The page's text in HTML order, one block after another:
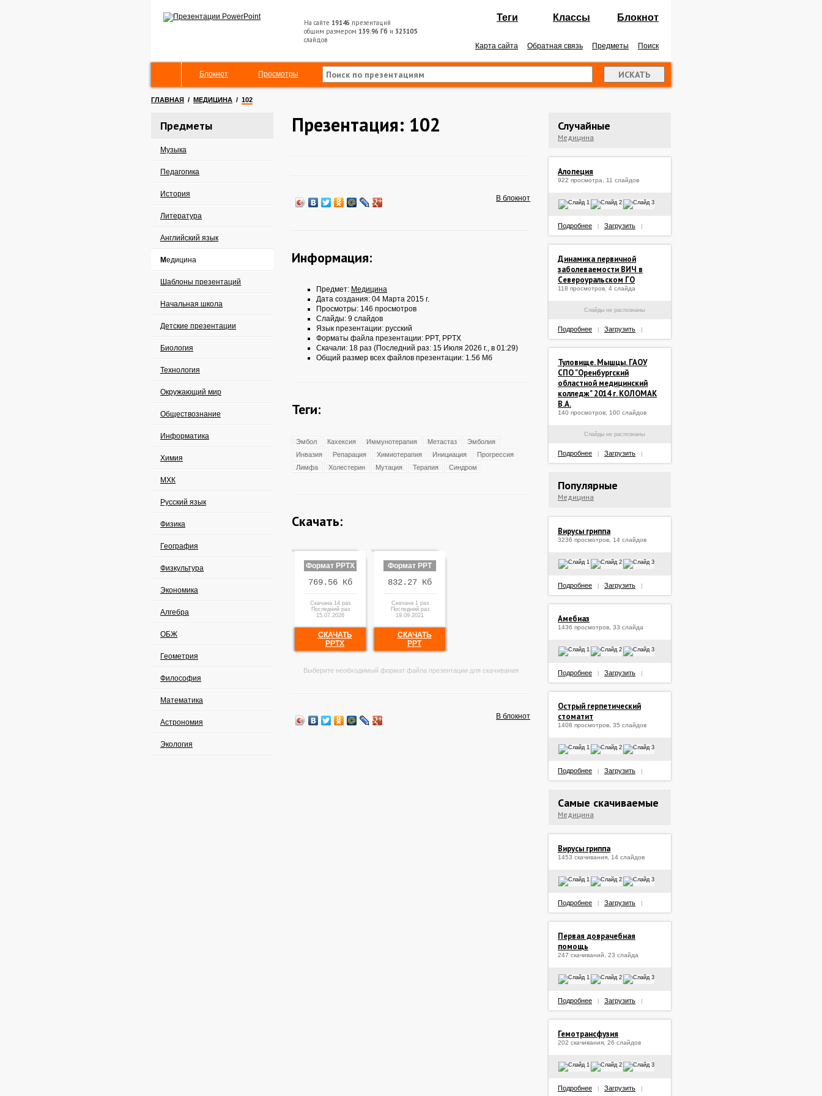
На сайте 19146 презентаций
общим размером 139.96 Гб и 323105
слайдов
Теги Классы Блокнот
Карта сайта Обратная связь Предметы Поиск
Блокнот Просмотры
ГЛАВНАЯ / МЕДИЦИНА / 102
Предметы
Музыка
Педагогика
История
Литература
Английский язык
Медицина
Шаблоны презентаций
Начальная школа
Детские презентации
Биология
Технология
Окружающий мир
Обществознание
Информатика
Химия
МХК
Русский язык
Физика
География
Физкультура
Экономика
Алгебра
ОБЖ
Геометрия
Философия
Математика
Астрономия
Экология
Презентация: 102
В блокнот
Информация:
Предмет: Медицина
Дата создания: 04 Марта 2015 г.
Просмотры: 146 просмотров
Слайды: 9 слайдов
Язык презентации: русский
Форматы файла презентации: PPT, PPTX
Скачали: 18 раз (Последний раз: 15 Июля 2026 г., в 01:29)
Общий размер всех файлов презентации: 1.56 Мб
Теги:
Эмбол Кахексия Иммунотерапия Метастаз
Эмболия
Инвазия
Репарация Химиотерапия Инициация
Прогрессия
Лимфа
Холестерин Мутация Терапия Синдром
Скачать:
Формат PPTX
769.56 Кб
Скачана 14 раз
Последний раз
15.07.2026
СКАЧАТЬ
PPTX
Формат PPT
832.27 Кб
Скачана 1 раз
Последний раз
19.09.2021
СКАЧАТЬ
PPT
Выберите необходимый формат файла презентации для скачивания
В блокнот
Случайные
Медицина
Алопеция
922 просмотра, 11 слайдов
Подробнее Загрузить
Динамика первичной
заболеваемости ВИЧ в
Североуральском ГО
118 просмотров, 4 слайда
Слайды не распознаны
Подробнее Загрузить
Туловище. Мышцы. ГАОУ
СПО "Оренбургский
областной медицинский
колледж" 2014 г. КОЛОМАК
В.А.
140 просмотров, 100 слайдов
Слайды не распознаны
Подробнее Загрузить
Популярные
Медицина
Вирусы гриппа
3236 просмотров, 14 слайдов
Подробнее Загрузить
Амебиаз
1436 просмотров, 33 слайда
Подробнее Загрузить
Острый герпетический
стоматит
1408 просмотров, 35 слайдов
Подробнее Загрузить
Самые скачиваемые
Медицина
Вирусы гриппа
1453 скачивания, 14 слайдов
Подробнее Загрузить
Первая доврачебная
помощь
247 скачиваний, 23 слайда
Подробнее Загрузить
Гемотрансфузия
202 скачивания, 26 слайдов
Подробнее Загрузить